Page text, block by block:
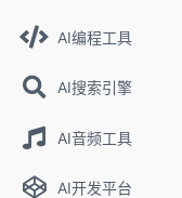
AI编程工具
AI搜索引擎
AI音频工具
AI开发平台